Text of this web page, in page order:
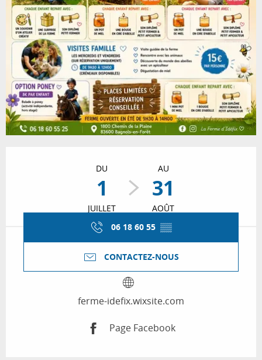
DU
1
JUILLET
AU
31
AOÛT
06 18 60 55 ▒▒
CONTACTEZ-NOUS
ferme-idefix.wixsite.com
Page Facebook